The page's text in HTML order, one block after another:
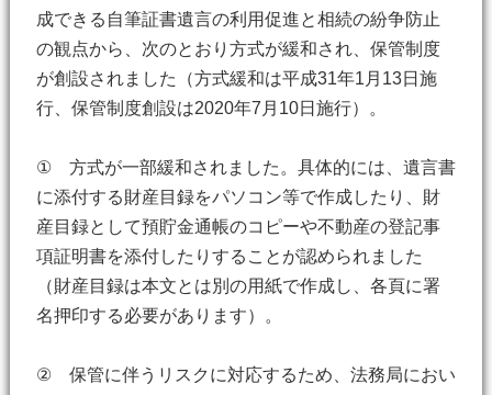
成できる自筆証書遺言の利用促進と相続の紛争防止
の観点から、次のとおり方式が緩和され、保管制度
が創設されました（方式緩和は平成31年1月13日施
行、保管制度創設は2020年7月10日施行）。
① 方式が一部緩和されました。具体的には、遺言書
に添付する財産目録をパソコン等で作成したり、財
産目録として預貯金通帳のコピーや不動産の登記事
項証明書を添付したりすることが認められました
（財産目録は本文とは別の用紙で作成し、各頁に署
名押印する必要があります）。
② 保管に伴うリスクに対応するため、法務局におい